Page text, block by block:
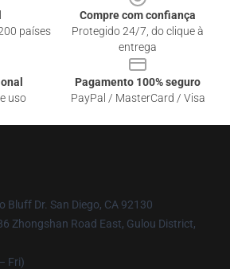
países
Compre com confiança
Protegido 24/7, do clique à
entrega
uso
Pagamento 100% seguro
PayPal / MasterCard / Visa
Bluff Dr. San Diego, CA 92130
Zhongshan Road East, Gulou District,
Fri)